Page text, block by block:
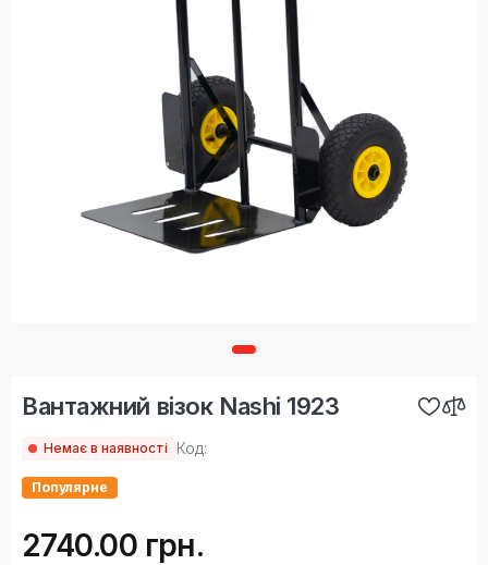
Вантажний візок Nashi 1923
Немає в наявності Код:
Популярне
2740.00 грн.